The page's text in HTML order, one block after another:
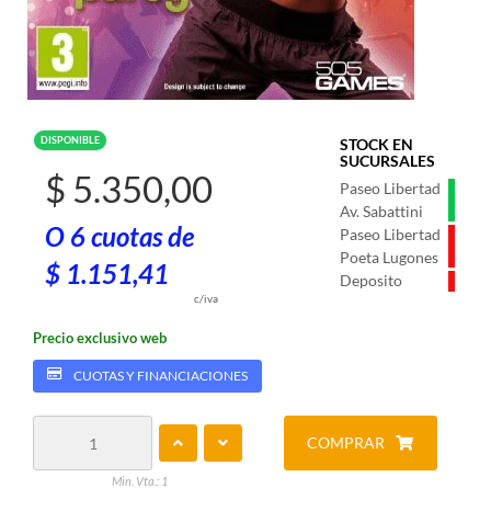
DISPONIBLE
STOCK EN
SUCURSALES
Paseo Libertad
Av. Sabattini
Paseo Libertad
Poeta Lugones
Deposito
$ 5.350,00
O 6 cuotas de
$ 1.151,41
c/iva
Precio exclusivo web
CUOTAS Y FINANCIACIONES
Min. Vta.: 1
COMPRAR